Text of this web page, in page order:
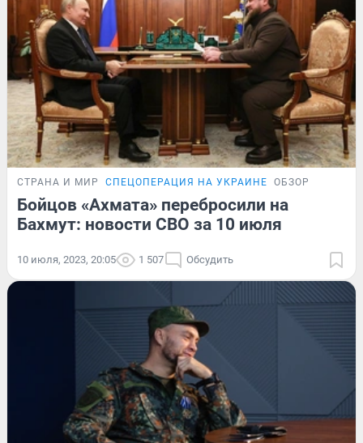
СТРАНА И МИР СПЕЦОПЕРАЦИЯ НА УКРАИНЕ ОБЗОР
Бойцов «Ахмата» перебросили на
Бахмут: новости СВО за 10 июля
10 июля, 2023, 20:05 1 507 Обсудить